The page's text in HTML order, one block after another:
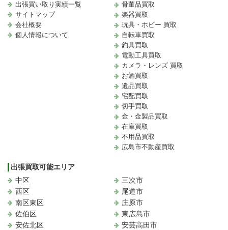
出張買い取り実績一覧
サイトマップ
会社概要
個人情報について
骨董品買取
楽器買取
玩具・ホビー 買取
自転車買取
釣具買取
電動工具買取
カメラ・レンズ 買取
お酒買取
遺品買取
宅配買取
切手買取
金・金製品買取
在庫買取
不用品買取
広島市不動産買取
出張買取可能エリア
中区
西区
南区東区
佐伯区
安佐北区
三次市
尾道市
庄原市
東広島市
安芸高田市